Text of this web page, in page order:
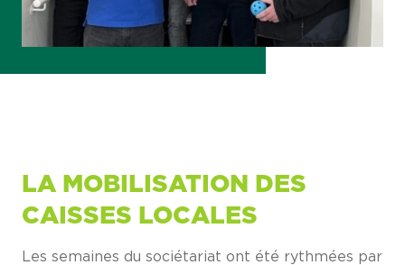
LA MOBILISATION DES
CAISSES LOCALES
Les semaines du sociétariat ont été rythmées par